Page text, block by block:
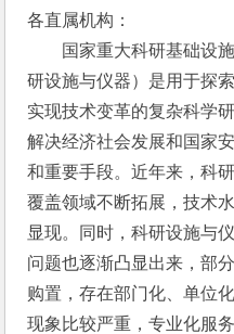
各直属机构：
国家重大科研基础设施
研设施与仪器）是用于探
实现技术变革的复杂科学
解决经济社会发展和国家
和重要手段。近年来，科
覆盖领域不断拓展，技术
显现。同时，科研设施与
问题也逐渐凸显出来，部
购置，存在部门化、单位
现象比较严重，专业化服